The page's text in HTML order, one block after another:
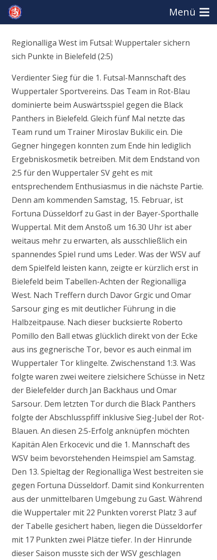
Menü
Regionalliga West im Futsal: Wuppertaler sichern
sich Punkte in Bielefeld (2:5)
Verdienter Sieg für die 1. Futsal-Mannschaft des
Wuppertaler Sportvereins. Das Team in Rot-Blau
dominierte beim Auswärtsspiel gegen die Black
Panthers in Bielefeld. Gleich fünf Mal netzte das
Team rund um Trainer Miroslav Bukilic ein. Die
Gegner hingegen konnten zum Ende hin lediglich
Ergebniskosmetik betreiben. Mit dem Endstand von
2:5 für den Wuppertaler SV geht es mit
entsprechendem Enthusiasmus in die nächste Partie.
Denn am kommenden Samstag, 15. Februar, ist
Fortuna Düsseldorf zu Gast in der Bayer-Sporthalle
Wuppertal. Mit dem Anstoß um 16.30 Uhr ist aber
weitaus mehr zu erwarten, als ausschließlich ein
spannendes Spiel rund ums Leder. Was der WSV auf
dem Spielfeld leisten kann, zeigte er kürzlich erst in
Bielefeld beim Tabellen-Achten der Regionalliga
West. Nach Treffern durch Davor Grgic und Omar
Sarsour ging es mit deutlicher Führung in die
Halbzeitpause. Nach dieser bucksierte Roberto
Pomillo den Ball etwas glücklich direkt von der Ecke
aus ins gegnerische Tor, bevor es auch einmal im
Wuppertaler Tor klingelte. Zwischenstand 1:3. Was
folgte waren zwei weitere zielsichere Schüsse in Netz
der Bielefelder durch Jan Backhaus und Omar
Sarsour. Dem letzten Tor durch die Black Panthers
folgte der Abschlusspfiff inklusive Sieg-Jubel der Rot-
Blauen. An diesen 2:5-Erfolg anknüpfen möchten
Kapitän Alen Erkocevic und die 1. Mannschaft des
WSV beim bevorstehenden Heimspiel am Samstag.
Den 13. Spieltag der Regionalliga West bestreiten sie
gegen Fortuna Düsseldorf. Damit sind Konkurrenten
aus der unmittelbaren Umgebung zu Gast. Während
die Wuppertaler mit 22 Punkten vorerst Platz 3 auf
der Tabelle gesichert haben, liegen die Düsseldorfer
mit 17 Punkten zwei Plätze tiefer. In der Hinrunde
dieser Saison musste sich der WSV geschlagen